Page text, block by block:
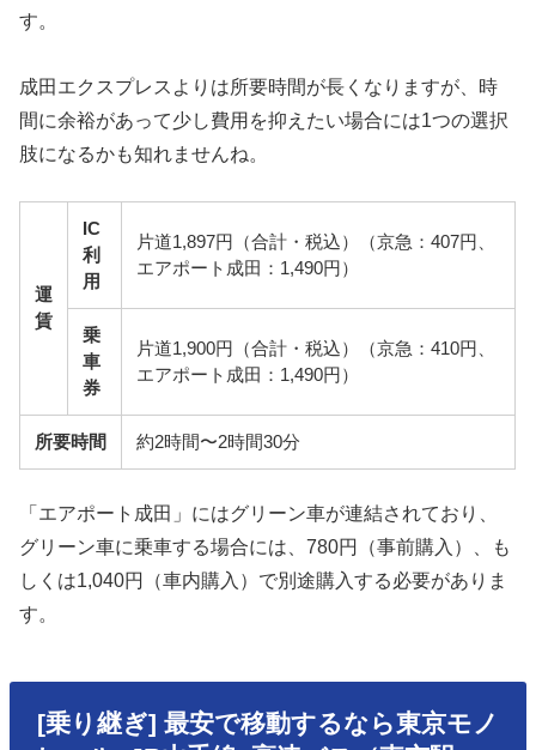
す。
成田エクスプレスよりは所要時間が長くなりますが、時
間に余裕があって少し費用を抑えたい場合には1つの選択
肢になるかも知れませんね。
運
賃
IC
利
用
片道1,897円（合計・税込）（京急：407円、
エアポート成田：1,490円）
乗
車
券
片道1,900円（合計・税込）（京急：410円、
エアポート成田：1,490円）
所要時間 約2時間〜2時間30分
「エアポート成田」にはグリーン車が連結されており、
グリーン車に乗車する場合には、780円（事前購入）、も
しくは1,040円（車内購入）で別途購入する必要がありま
す。
[乗り継ぎ] 最安で移動するなら東京モノ